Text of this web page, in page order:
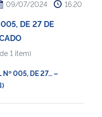
09/07/2024 16:20
DE 27 DE
1 item)
005, DE 27… –